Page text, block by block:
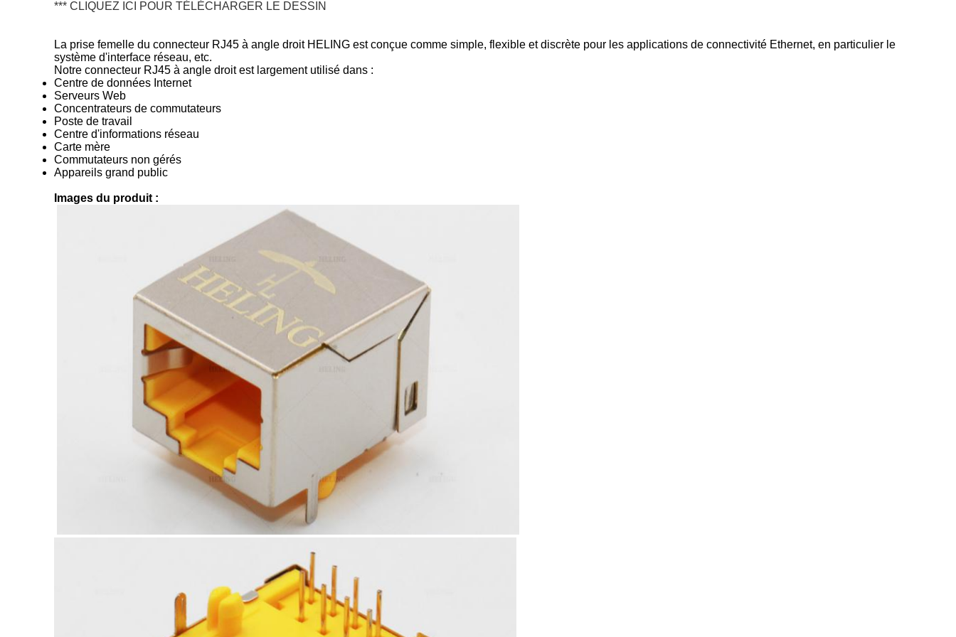
*** CLIQUEZ ICI POUR TÉLÉCHARGER LE DESSIN
La prise femelle du connecteur RJ45 à angle droit HELING est conçue comme simple, flexible et discrète pour les applications de connectivité Ethernet, en particulier le
système d'interface réseau, etc.
Notre connecteur RJ45 à angle droit est largement utilisé dans :
Centre de données Internet
Serveurs Web
Concentrateurs de commutateurs
Poste de travail
Centre d'informations réseau
Carte mère
Commutateurs non gérés
Appareils grand public
Images du produit :